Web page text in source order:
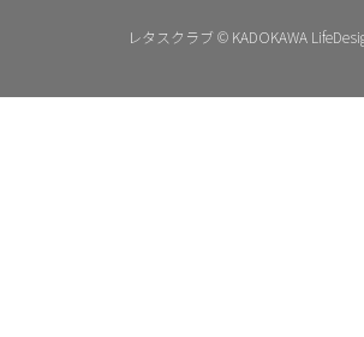
レタスクラブ © KADOKAWA